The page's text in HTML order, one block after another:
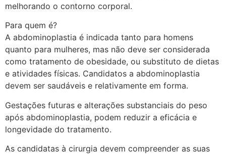
melhorando o contorno corporal.
Para quem é?
A abdominoplastia é indicada tanto para homens
quanto para mulheres, mas não deve ser considerada
como tratamento de obesidade, ou substituto de dietas
e atividades físicas. Candidatos a abdominoplastia
devem ser saudáveis e relativamente em forma.
Gestações futuras e alterações substanciais do peso
após abdominoplastia, podem reduzir a eficácia e
longevidade do tratamento.
As candidatas à cirurgia devem compreender as suas